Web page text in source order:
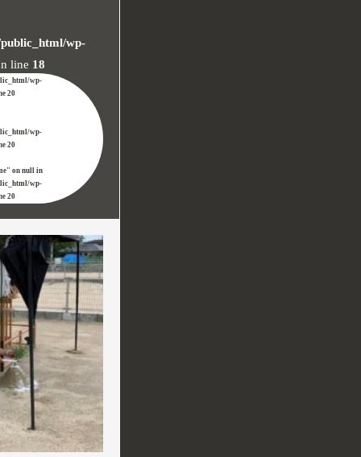
wp-
line 18
wp-
20
wp-
20
on null in
wp-
20